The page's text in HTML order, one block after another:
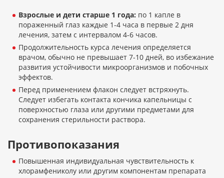
Взрослые и дети старше 1 года: по 1 капле в
пораженный глаз каждые 1-4 часа в первые 2 дня
лечения, затем с интервалом 4-6 часов.
Продолжительность курса лечения определяется
врачом, обычно не превышает 7-10 дней, во избежание
развития устойчивости микроорганизмов и побочных
эффектов.
Перед применением флакон следует встряхнуть.
Следует избегать контакта кончика капельницы с
поверхностью глаза или другими предметами для
сохранения стерильности раствора.
Противопоказания
Повышенная индивидуальная чувствительность к
хлорамфениколу или другим компонентам препарата